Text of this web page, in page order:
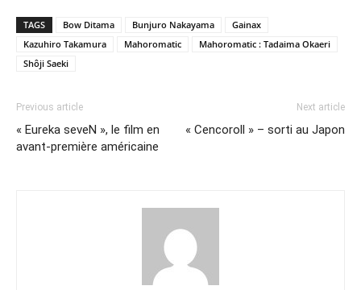
TAGS Bow Ditama Bunjuro Nakayama
Gainax
Kazuhiro Takamura
Mahoromatic
Mahoromatic : Tadaima Okaeri
Shôji Saeki
Previous article
« Eureka seveN », le film en
avant-première américaine
Next article
« Cencoroll » – sorti au Japon